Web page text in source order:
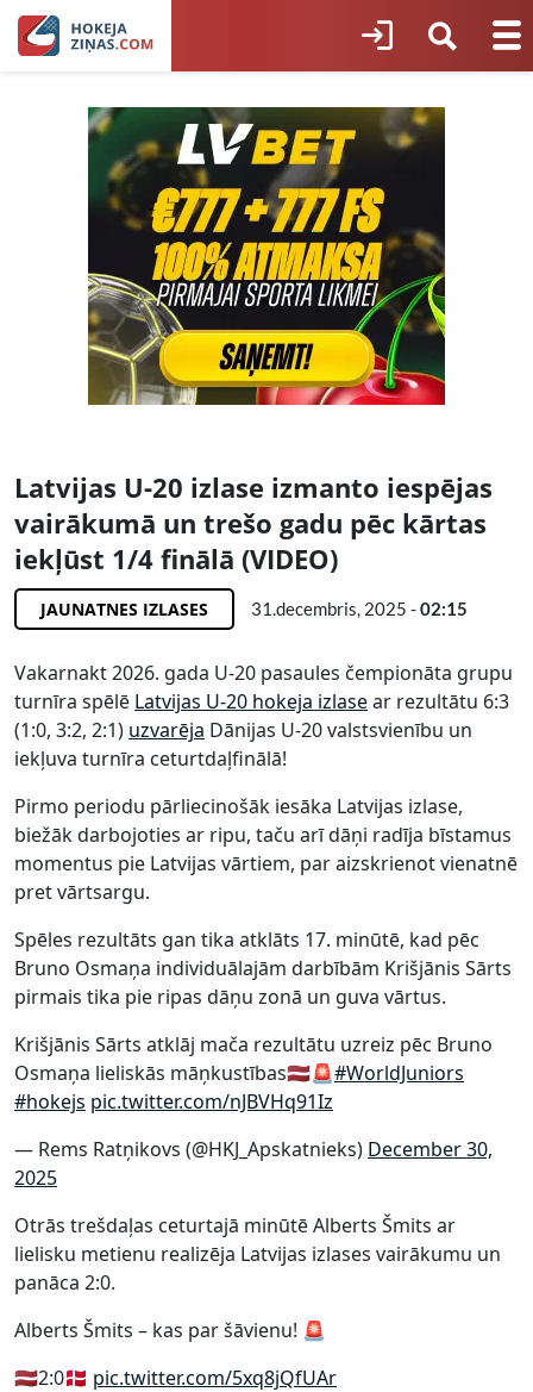
Latvijas U-20 izlase izmanto iespējas
vairākumā un trešo gadu pēc kārtas
iekļūst 1/4 finālā (VIDEO)
JAUNATNES IZLASES 31.decembris, 2025 -02:15
Vakarnakt 2026. gada U-20 pasaules čempionāta grupu
turnīra spēlē Latvijas U-20 hokeja izlasear rezultātu 6:3
(1:0, 3:2, 2:1) uzvarēja Dānijas U-20 valstsvienību un
iekļuva turnīra ceturtdaļfinālā!
Pirmo periodu pārliecinošāk iesāka Latvijas izlase,
biežāk darbojoties ar ripu, taču arī dāņi radīja bīstamus
momentus pie Latvijas vārtiem, par aizskrienot vienatnē
pret vārtsargu.
Spēles rezultāts gan tika atklāts 17. minūtē, kad pēc
Bruno Osmaņa individuālajām darbībām Krišjānis Sārts
pirmais tika pie ripas dāņu zonā un guva vārtus.
Krišjānis Sārts atklāj mača rezultātu uzreiz pēc Bruno
Osmaņa lieliskās māņkustības🇱🇻🚨#WorldJuniors
#hokejs pic.twitter.com/nJBVHq91Iz
— Rems Ratņikovs (@HKJ_Apskatnieks) December 30,
2025
Otrās trešdaļas ceturtajā minūtē Alberts Šmits ar
lielisku metienu realizēja Latvijas izlases vairākumu un
panāca 2:0.
Alberts Šmits – kas par šāvienu! 🚨
🇱🇻2:0🇩🇰 pic.twitter.com/5xq8jQfUAr